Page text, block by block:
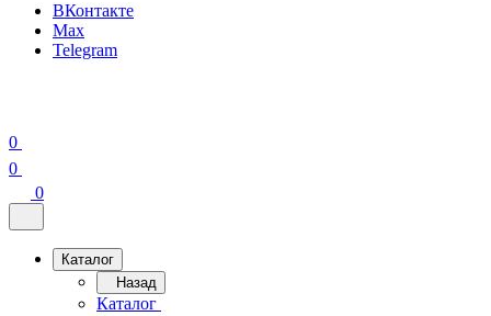
ВКонтакте
Max
Telegram
0
0
0
Каталог
Назад
Каталог